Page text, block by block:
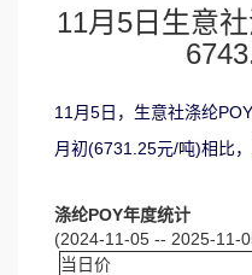
11月5日生意
11月5日，生意社涤纶
月初(6731.25元/吨)相比，
涤纶POY年度统计
(2024-11-05 -- 2025-11-
当日价